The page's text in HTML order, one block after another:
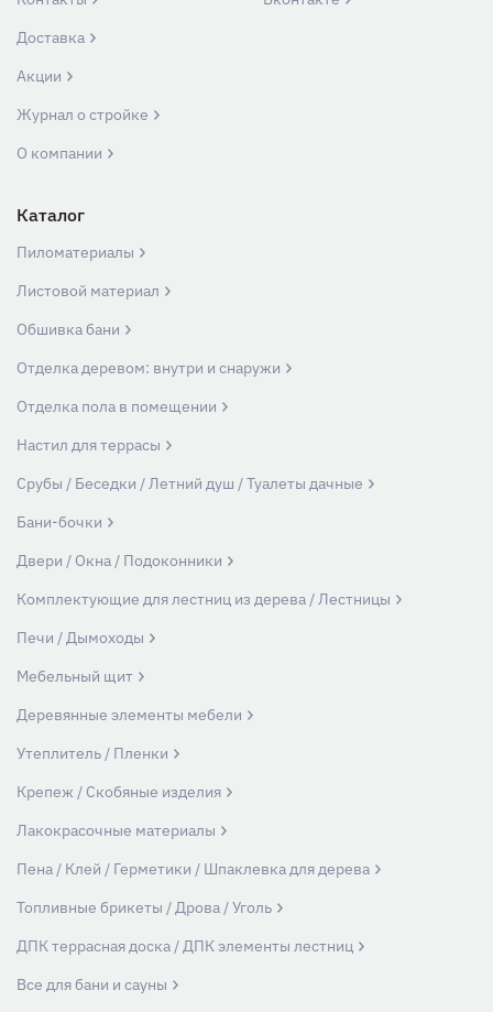
Доставка
Акции
Журнал о стройке
О компании
Каталог
Пиломатериалы
Листовой материал
Обшивка бани
Отделка деревом: внутри и снаружи
Отделка пола в помещении
Настил для террасы
Срубы / Беседки / Летний душ / Туалеты дачные
Бани-бочки
Двери / Окна / Подоконники
Комплектующие для лестниц из дерева / Лестницы
Печи / Дымоходы
Мебельный щит
Деревянные элементы мебели
Утеплитель / Пленки
Крепеж / Скобяные изделия
Лакокрасочные материалы
Пена / Клей / Герметики / Шпаклевка для дерева
Топливные брикеты / Дрова / Уголь
ДПК террасная доска / ДПК элементы лестниц
Все для бани и сауны